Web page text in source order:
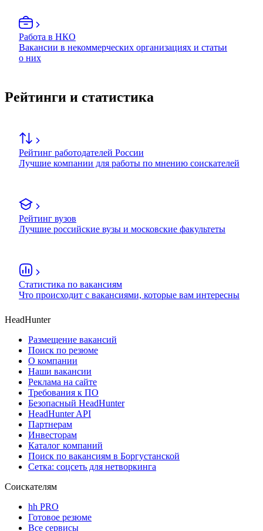
Работа в НКО
Вакансии в некоммерческих организациях и статьи
о них
Рейтинги и статистика
Рейтинг работодателей России
Лучшие компании для работы по мнению соискателей
Рейтинг вузов
Лучшие российские вузы и московские факультеты
Статистика по вакансиям
Что происходит с вакансиями, которые вам интересны
HeadHunter
Размещение вакансий
Поиск по резюме
О компании
Наши вакансии
Реклама на сайте
Требования к ПО
Безопасный HeadHunter
HeadHunter API
Партнерам
Инвесторам
Каталог компаний
Поиск по вакансиям в Боргустанской
Сетка: соцсеть для нетворкинга
Соискателям
hh PRO
Готовое резюме
Все сервисы